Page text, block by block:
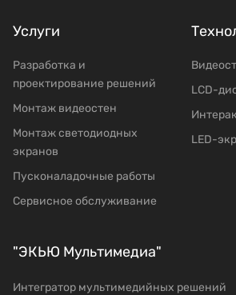
Услуги
Разработка и
проектирование решений
Mонтаж видеостен
Moнтаж светодиодных
экранов
Пусконаладочные работы
Сервисное обслуживание
LCD-
LED-
"ЭКЬЮ Мультимедиа"
Интегратор мультимедийных решений